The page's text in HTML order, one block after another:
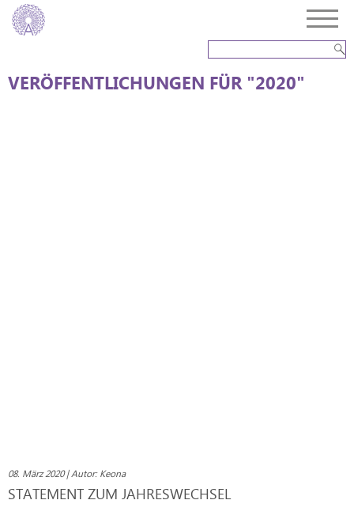
VERÖFFENTLICHUNGEN FÜR "2020"
08. März 2020 | Autor: Keona
STATEMENT ZUM JAHRESWECHSEL